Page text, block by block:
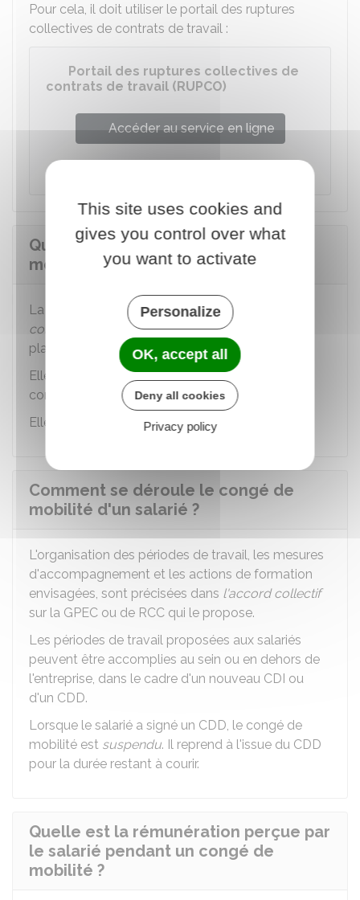
Pour cela, il doit utiliser le portail des ruptures
collectives de contrats de travail :
Portail des ruptures collectives de
contrats de travail (RUPCO)
Accéder au service en ligne
Quelle est la durée du congé de
mobilité d'un salarié ?
La durée du congé est précisée par
collectif
GPECou deRCCqui le met en
place.
Elle correspond à la période de maintien du
contrat de travail avant sa rupture.
Elle est laissée au libre choix des négociateurs.
Comment se déroule le congé de
mobilité d'un salarié ?
L'organisation des périodes de travail, les mesures
d'accompagnement et les actions de formation
envisagées, sont précisées dans l'accord collectif
sur la GPEC ou de RCC qui le propose.
Les périodes de travail proposées aux salariés
peuvent être accomplies au sein ou en dehors de
l'entreprise, dans le cadre d'un nouveau CDI ou
d'un CDD.
Lorsque le salarié a signé un CDD, le congé de
mobilité est suspendu. Il reprend à l'issue du CDD
pour la durée restant à courir.
Quelle est la rémunération perçue par
le salarié pendant un congé de
mobilité ?
This site uses cookies and
gives you control over what
you want to activate
Personalize
OK, accept all
Deny all cookies
Privacy policy